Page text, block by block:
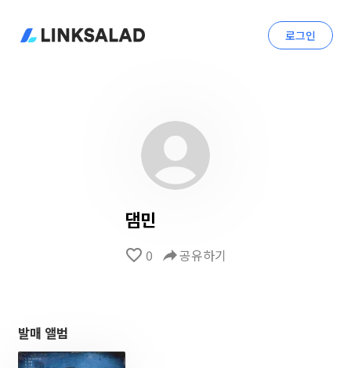
로그인
댐민
favorite_border 0 reply공유하기
발매 앨범